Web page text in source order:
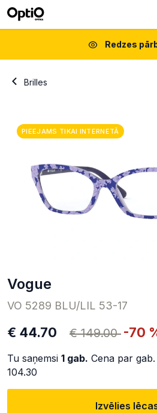
Redzes
Brilles
PIEEJAMS TIKAI INTERNETĀ
Vogue
VO 5289 BLU/LIL 53-17
€ 44.70 € 149.00 -70
Tu saņemsi 1 gab. Cena par gab.
104.30
Izvēlies